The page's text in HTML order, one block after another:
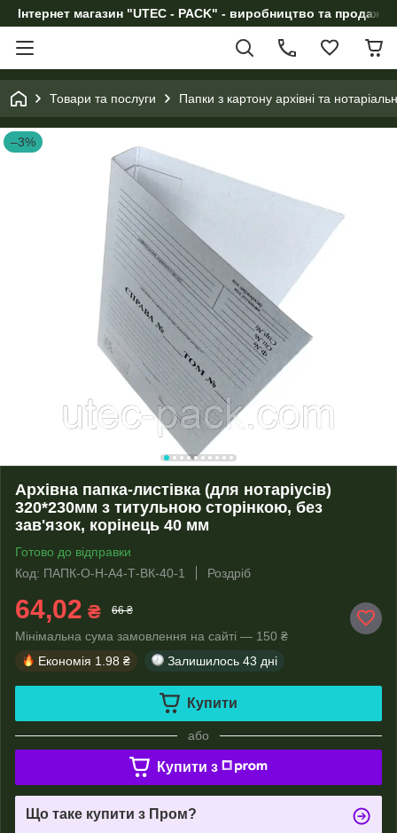
Інтернет магазин "UTEC - PACK" - виробництво та продаж
Товари та послуги Папки з картону архівні та
–3%
Архівна папка-листівка (для нотаріусів)
320*230мм з титульною сторінкою, без
зав'язок, корінець 40 мм
Готово до відправки
Код: ПАПК-О-Н-А4-Т-ВК-40-1
Роздріб
64,02 ₴ 66 ₴
Мінімальна сума замовлення на сайті — 150 ₴
Економія 1.98 ₴ Залишилось 43 дні
Купити
або
Купити з
Що таке купити з Пром?